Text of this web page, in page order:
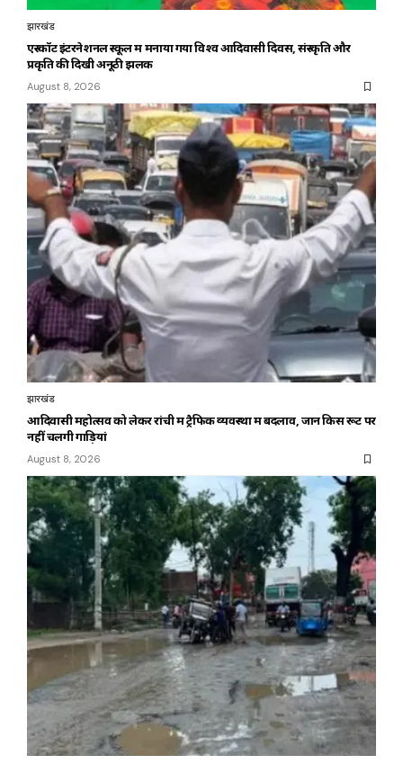
झारखंड
एस्कॉट इंटरनेशनल स्कूल में मनाया गया विश्व आदिवासी दिवस, संस्कृति और
प्रकृति की दिखी अनूठी झलक
August 8, 2026
झारखंड
आदिवासी महोत्सव को लेकर रांची में ट्रैफिक व्यवस्था में बदलाव, जानें किस रूट पर
नहीं चलेंगी गाड़ियां
August 8, 2026